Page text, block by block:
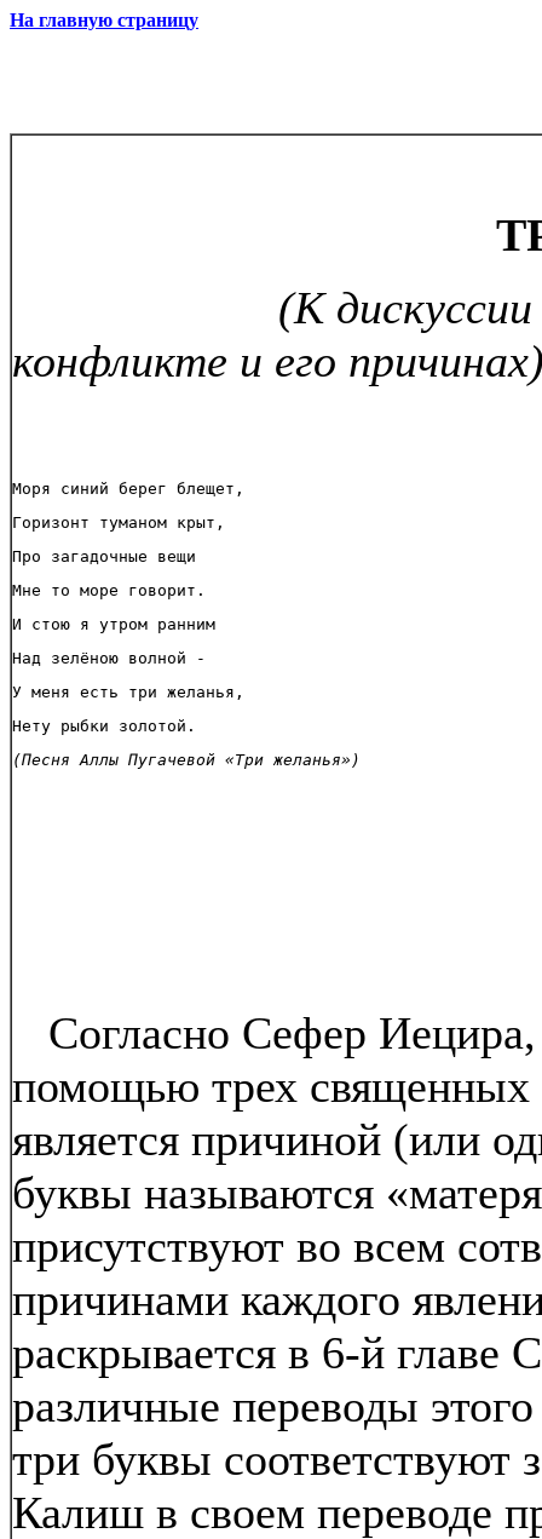
На главную страницу
(К
конфликте и его
Согласно Сефер Иецира,
помощью трех
является причиной (или
буквы называются
присутствуют во всем
причинами каждого
раскрывается в 6-й
различные переводы
три буквы соответствуют
Калиш в своем переводе